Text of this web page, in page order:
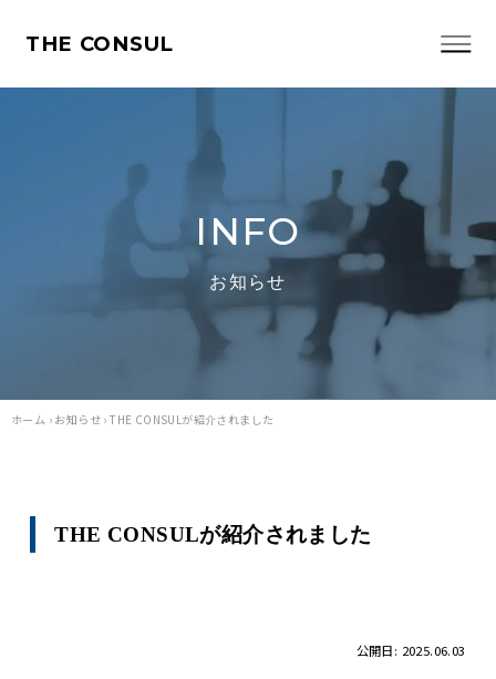
THE CONSUL
INFO
お知らせ
ホーム › お知らせ › THE CONSULが紹介されました
THE CONSULが紹介されました
公開日: 2025.06.03